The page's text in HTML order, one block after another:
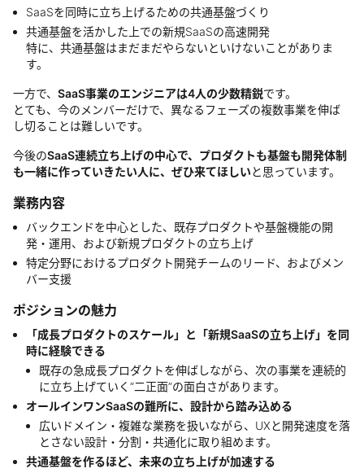
SaaSを同時に立ち上げるための共通基盤づくり
共通基盤を活かした上での新規SaaSの高速開発
特に、共通基盤はまだまだやらないといけないことがありま
す。
一方で、 SaaS事業のエンジニアは4人の少数精鋭です。
とても、今のメンバーだけで、異なるフェーズの複数事業を伸ば
し切ることは難しいです。
今後のSaaS連続立ち上げの中心で、プロダクトも基盤も開発体制
も一緒に作っていきたい人に、ぜひ来てほしい と思っています。
業務内容
バックエンドを中心とした、既存プロダクトや基盤機能の開
発・運用、および新規プロダクトの立ち上げ
特定分野におけるプロダクト開発チームのリード、およびメン
バー支援
ポジションの魅力
「成長プロダクトのスケール」と「新規SaaSの立ち上げ」を同
時に経験できる
既存の急成長プロダクトを伸ばしながら、次の事業を連続的
に立ち上げていく“二正面”の面白さがあります。
オールインワンSaaSの難所に、設計から踏み込める
広いドメイン・複雑な業務を扱いながら、UXと開発速度を落
とさない設計・分割・共通化に取り組めます。
共通基盤を作るほど、未来の立ち上げが加速する